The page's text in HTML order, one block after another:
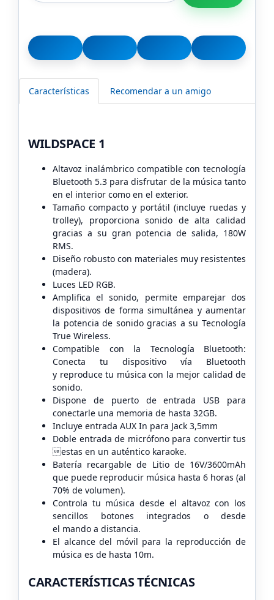
Características Recomendar a un amigo
WILDSPACE 1
Altavoz inalámbrico compatible con tecnología
Bluetooth 5.3 para disfrutar de la música tanto
en el interior como en el exterior.
Tamaño compacto y portátil (incluye ruedas y
trolley), proporciona sonido de alta calidad
gracias a su gran potencia de salida, 180W
RMS.
Diseño robusto con materiales muy resistentes
(madera).
Luces LED RGB.
Amplifica el sonido, permite emparejar dos
dispositivos de forma simultánea y aumentar
la potencia de sonido gracias a su Tecnología
True Wireless.
Compatible con la Tecnología Bluetooth:
Conecta tu dispositivo vía Bluetooth
y reproduce tu música con la mejor calidad de
sonido.
Dispone de puerto de entrada USB para
conectarle una memoria de hasta 32GB.
Incluye entrada AUX In para Jack 3,5mm
Doble entrada de micrófono para convertir tus
estas en un auténtico karaoke.
Batería recargable de Litio de 16V/3600mAh
que puede reproducir música hasta 6 horas (al
70% de volumen).
Controla tu música desde el altavoz con los
sencillos botones integrados o desde
el mando a distancia.
El alcance del móvil para la reproducción de
música es de hasta 10m.
CARACTERÍSTICAS TÉCNICAS